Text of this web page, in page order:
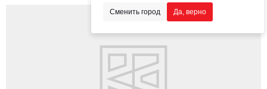
Сменить город Да, верно